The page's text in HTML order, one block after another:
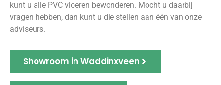
kunt u alle PVC vloeren bewonderen. Mocht u daarbij
vragen hebben, dan kunt u die stellen aan één van onze
adviseurs.
Showroom in Waddinxveen